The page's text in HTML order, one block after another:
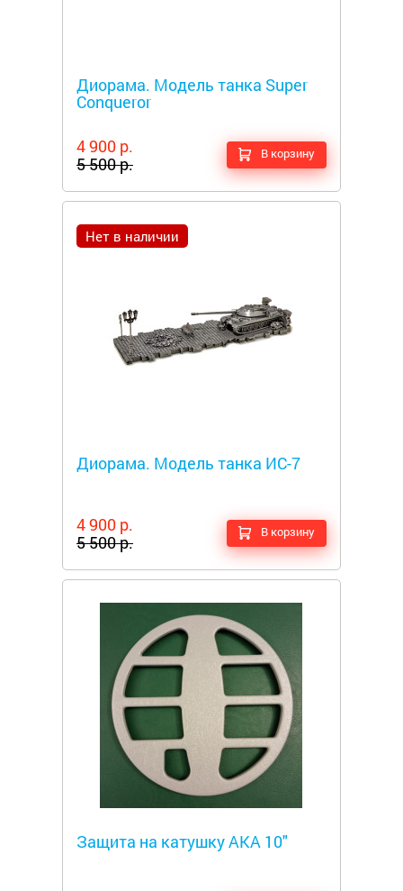
Диорама. Модель танка Super
Conqueror
4 900 р.
5 500 р.
В корзину
Нет в наличии
Диорама. Модель танка ИС-7
4 900 р.
5 500 р.
В корзину
Защита на катушку AKA 10"